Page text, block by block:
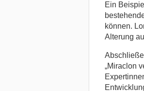
Ein
können.
Alterung
„Miraclon